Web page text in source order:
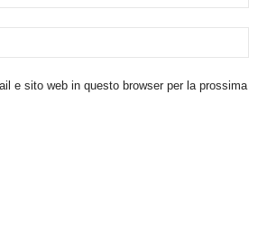
e sito web in questo browser per la prossima